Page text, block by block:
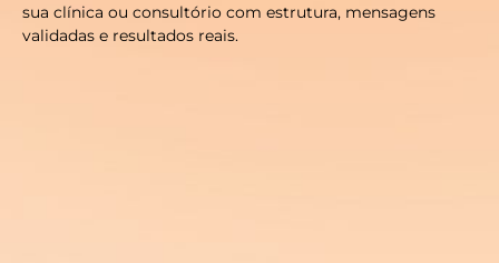
sua clínica ou consultório com estrutura, mensagens
validadas e resultados reais.